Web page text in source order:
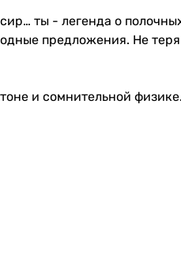
ты - легенда о
предложения. Не
и сомнительной физике.